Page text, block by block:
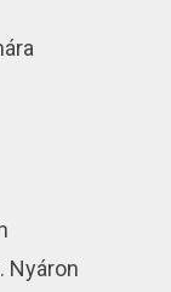
Nyáron